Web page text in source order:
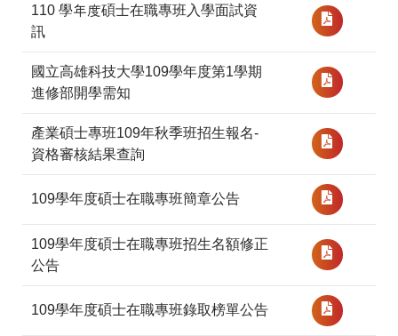
110 學年度碩士在職專班入學面試資
訊
國立高雄科技大學109學年度第1學期
進修部開學需知
產業碩士專班109年秋季班招生報名-
資格審核結果查詢
109學年度碩士在職專班簡章公告
109學年度碩士在職專班招生名額修正
公告
109學年度碩士在職專班錄取榜單公告